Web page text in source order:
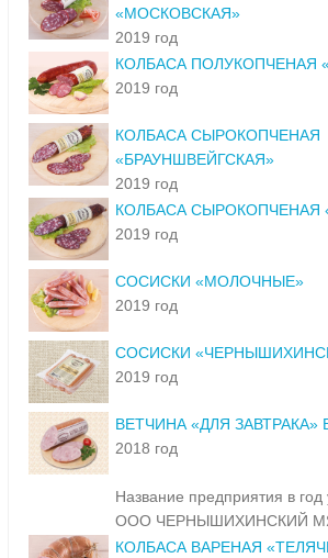
«МОСКОВСКАЯ»
2019 год
КОЛБАСА ПОЛУКОПЧЕНАЯ
2019 год
КОЛБАСА СЫРОКОПЧЕНАЯ
«БРАУНШВЕЙГСКАЯ»
2019 год
КОЛБАСА СЫРОКОПЧЕНАЯ
2019 год
СОСИСКИ «МОЛОЧНЫЕ»
2019 год
СОСИСКИ
2019 год
ВЕТЧИНА «ДЛЯ
2018 год
Название предприятия в год
ООО ЧЕРНЫШИХИНСКИЙ
КОЛБАСА ВАРЕНАЯ